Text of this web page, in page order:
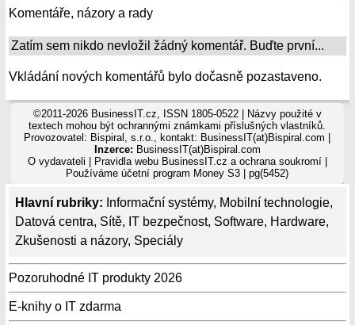
Hlavní rubriky: Informační systémy, Mobilní technologie,
Datová centra, Sítě, IT bezpečnost, Software, Hardware,
Zkušenosti a názory, Speciály
Pozoruhodné IT produkty 2026
E-knihy o IT zdarma
Komentáře, názory a rady
Zatím sem nikdo nevložil žádný komentář. Buďte první...
Vkládání nových komentářů bylo dočasně pozastaveno.
©2011-2026 BusinessIT.cz, ISSN 1805-0522 | Názvy použité v
textech mohou být ochrannými známkami příslušných vlastníků.
Provozovatel: Bispiral, s.r.o., kontakt: BusinessIT(at)Bispiral.com |
Inzerce: BusinessIT(at)Bispiral.com
O vydavateli
Pravidla webu BusinessIT.cz a ochrana soukromí|
Používámeúčetní program Money S3 | pg(5452)